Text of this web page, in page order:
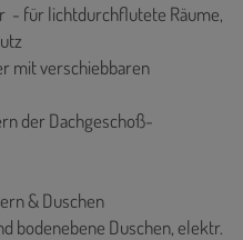
- für lichtdurchflutete Räume,
mit verschiebbaren
der Dachgeschoß-
& Duschen
bodenebene Duschen, elektr.